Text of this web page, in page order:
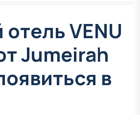
VENU
Jumeirah
в